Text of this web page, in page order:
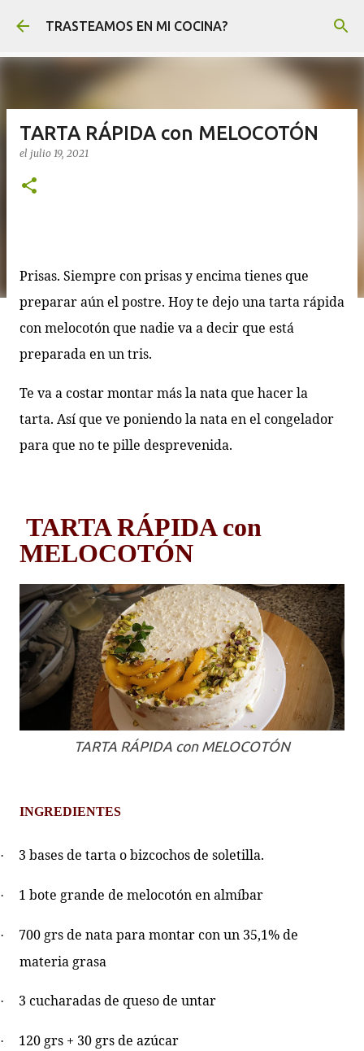
Ir al contenido principal
TRASTEAMOS EN MI COCINA?
TARTA RÁPIDA con MELOCOTÓN
el julio 19, 2021
Prisas. Siempre con prisas y encima tienes que
preparar aún el postre. Hoy te dejo una tarta rápida
con melocotón que nadie va a decir que está
preparada en un tris.
Te va a costar montar más la nata que hacer la
tarta. Así que ve poniendo la nata en el congelador
para que no te pille desprevenida.
TARTA RÁPIDA con
MELOCOTÓN
TARTA RÁPIDA con MELOCOTÓN
INGREDIENTES
· 3 bases de tarta o bizcochos de soletilla.
· 1 bote grande de melocotón en almíbar
·
700 grs de nata para montar con un 35,1% de
materia grasa
· 3 cucharadas de queso de untar
· 120 grs + 30 grs de azúcar